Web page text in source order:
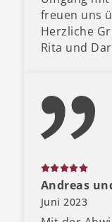
freuen uns
Herzliche
Rita und
Andreas
Juni 2023